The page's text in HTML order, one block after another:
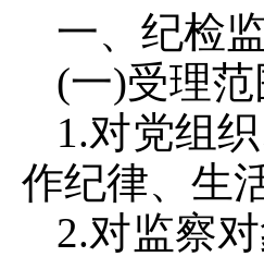
一、纪检
(一)受理范
1.对党组
作纪律、生
2.对监察